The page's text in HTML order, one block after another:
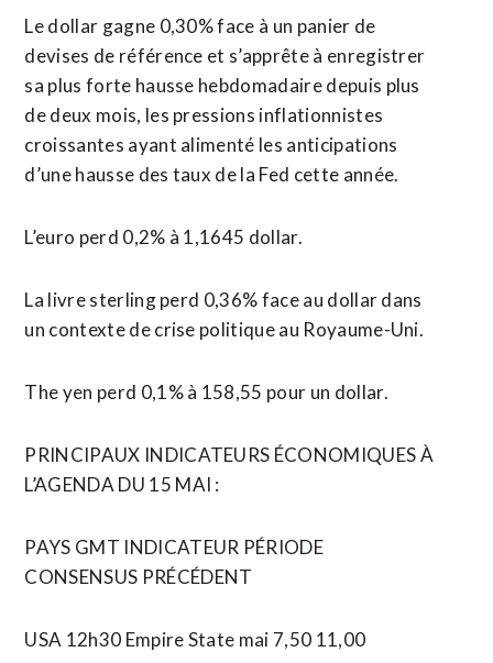
Le dollar gagne 0,30% face à un panier de
devises de référence et s’apprête à enregistrer
sa plus forte hausse hebdomadaire depuis plus
de deux mois, les pressions inflationnistes
croissantes ayant alimenté les anticipations
d’une hausse des taux de la Fed cette année.
L’euro perd 0,2% à 1,1645 dollar.
La livre ​sterling perd 0,36% face au dollar dans
un contexte de crise politique au Royaume-Uni.
The yen perd 0,1% à 158,55 pour un dollar.
PRINCIPAUX INDICATEURS ÉCONOMIQUES ​À
L’AGENDA DU 15 MAI :
PAYS GMT INDICATEUR PÉRIODE
CONSENSUS PRÉCÉDENT
USA 12h30 Empire State mai 7,50 11,00